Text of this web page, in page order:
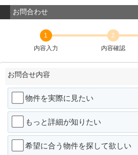
お問合わせ
1
内容入力
2
内容確認
お問合せ内容
物件を実際に見たい
もっと詳細が知りたい
希望に合う物件を探して欲しい